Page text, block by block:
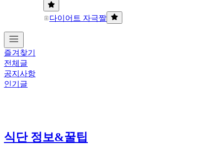
다이어트 자극짤
즐겨찾기
전체글
공지사항
인기글
식단 정보&꿀팁